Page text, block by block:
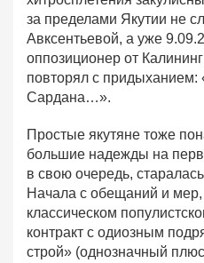
за пределами Якутии не
Авксентьевой, а уже
оппозиционер от
повторял с
Сардана…».
Простые якутяне тоже
большие надежды на
в свою очередь,
Начала с обещаний и
классическом
контракт с одиозным
строй» (однозначный